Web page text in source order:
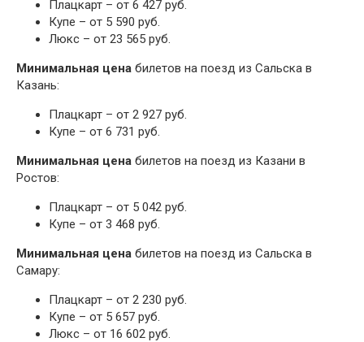
Плацкарт – от 6 427 руб.
Купе – от 5 590 руб.
Люкс – от 23 565 руб.
Минимальная цена билетов на поезд из Сальска в
Казань:
Плацкарт – от 2 927 руб.
Купе – от 6 731 руб.
Минимальная цена билетов на поезд из Казани в
Ростов:
Плацкарт – от 5 042 руб.
Купе – от 3 468 руб.
Минимальная цена билетов на поезд из Сальска в
Самару:
Плацкарт – от 2 230 руб.
Купе – от 5 657 руб.
Люкс – от 16 602 руб.